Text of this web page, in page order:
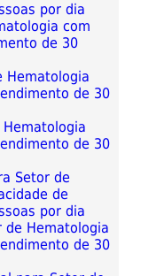
por dia
com
de 30
Hematologia
de 30
de 30
Setor de
de
por dia
de Hematologia
de 30